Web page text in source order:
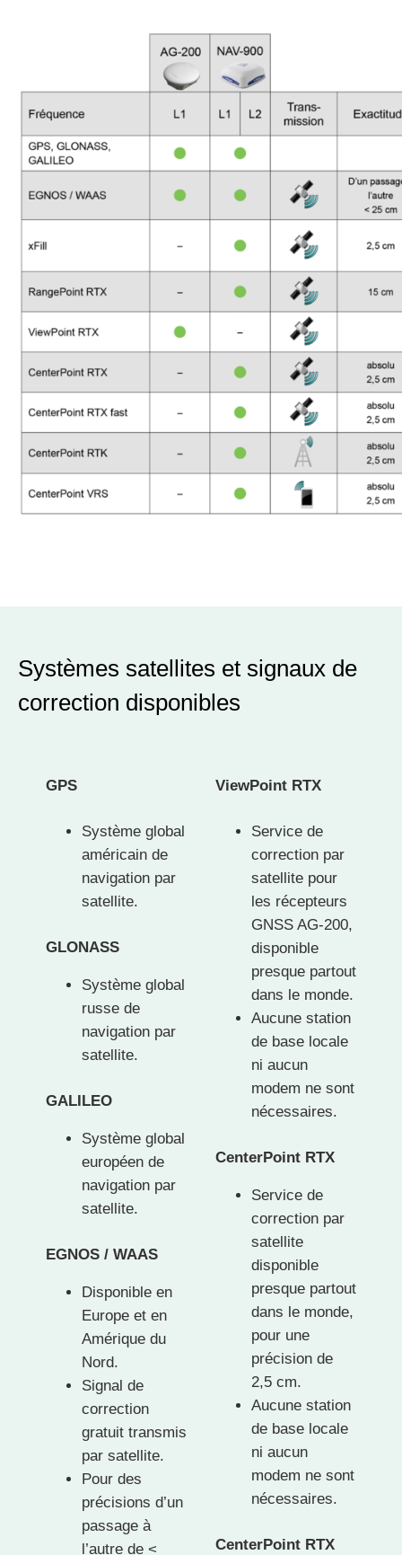
Systèmes satellites et signaux de
correction disponibles
GPS
Système global
américain de
navigation par
satellite.
GLONASS
Système global
russe de
navigation par
satellite.
GALILEO
Système global
européen de
navigation par
satellite.
EGNOS / WAAS
Disponible en
Europe et en
Amérique du
Nord.
Signal de
correction
gratuit transmis
par satellite.
Pour des
précisions d’un
passage à
l’autre de <
ViewPoint RTX
Service de
correction par
satellite pour
les récepteurs
GNSS AG-200,
disponible
presque partout
dans le monde.
Aucune station
de base locale
ni aucun
modem ne sont
nécessaires.
CenterPoint RTX
Service de
correction par
satellite
disponible
presque partout
dans le monde,
pour une
précision de
2,5 cm.
Aucune station
de base locale
ni aucun
modem ne sont
nécessaires.
CenterPoint RTX